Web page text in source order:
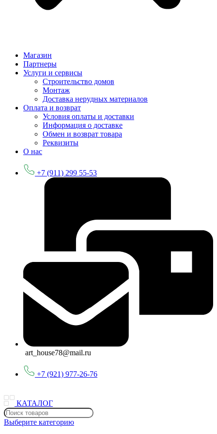
Магазин
Партнеры
Услуги и сервисы
Строительство домов
Монтаж
Доставка нерудных материалов
Оплата и возврат
Условия оплаты и доставки
Информация о доставке
Обмен и возврат товара
Реквизиты
О нас
+7 (911) 299 55-53
art_house78@mail.ru
+7 (921) 977-26-76
КАТАЛОГ
Выберите категорию